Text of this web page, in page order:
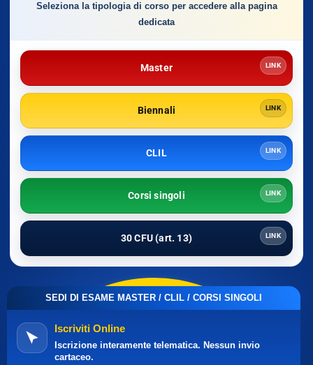
Seleziona la tipologia di corso per accedere alla pagina
dedicata
Master LINK
Biennali LINK
CLIL LINK
Corsi singoli LINK
30 CFU (art. 13) LINK
SEDI DI ESAME MASTER / CLIL / CORSI SINGOLI
Iscriviti Online
Iscrizione interamente telematica. Nessun invio
cartaceo.